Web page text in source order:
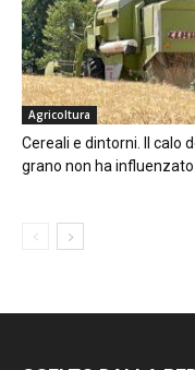
Agricoltura
Cereali e dintorni. Il calo
grano non ha influenzato